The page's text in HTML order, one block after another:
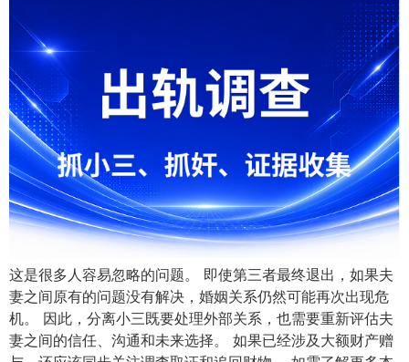
这是很多人容易忽略的问题。 即使第三者最终退出，如果夫
妻之间原有的问题没有解决，婚姻关系仍然可能再次出现危
机。 因此，分离小三既要处理外部关系，也需要重新评估夫
妻之间的信任、沟通和未来选择。 如果已经涉及大额财产赠